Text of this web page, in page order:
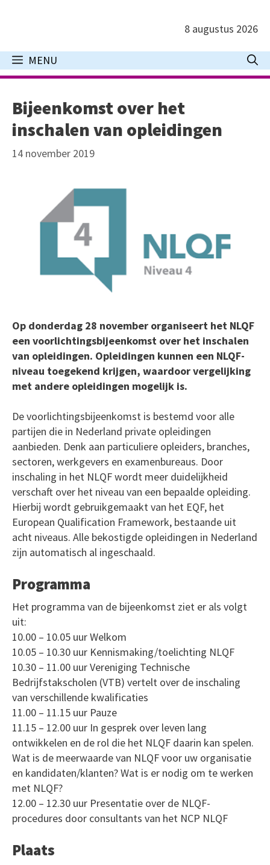
inhoud
8 augustus 2026
MENU
Bijeenkomst over het
inschalen van opleidingen
14 november 2019
Op donderdag 28 november organiseert het NLQF
een voorlichtingsbijeenkomst over het inschalen
van opleidingen. Opleidingen kunnen een NLQF-
niveau toegekend krijgen, waardoor vergelijking
met andere opleidingen mogelijk is.
De voorlichtingsbijeenkomst is bestemd voor alle
partijen die in Nederland private opleidingen
aanbieden. Denk aan particuliere opleiders, branches,
sectoren, werkgevers en examenbureaus. Door
inschaling in het NLQF wordt meer duidelijkheid
verschaft over het niveau van een bepaalde opleiding.
Hierbij wordt gebruikgemaakt van het EQF, het
European Qualification Framework, bestaande uit
acht niveaus. Alle bekostigde opleidingen in Nederland
zijn automatisch al ingeschaald.
Programma
Het programma van de bijeenkomst ziet er als volgt
uit:
10.00 – 10.05 uur Welkom
10.05 – 10.30 uur Kennismaking/toelichting NLQF
10.30 – 11.00 uur Vereniging Technische
Bedrijfstakscholen (VTB) vertelt over de inschaling
van verschillende kwalificaties
11.00 – 11.15 uur Pauze
11.15 – 12.00 uur In gesprek over leven lang
ontwikkelen en de rol die het NLQF daarin kan spelen.
Wat is de meerwaarde van NLQF voor uw organisatie
en kandidaten/klanten? Wat is er nodig om te werken
met NLQF?
12.00 – 12.30 uur Presentatie over de NLQF-
procedures door consultants van het NCP NLQF
Plaats